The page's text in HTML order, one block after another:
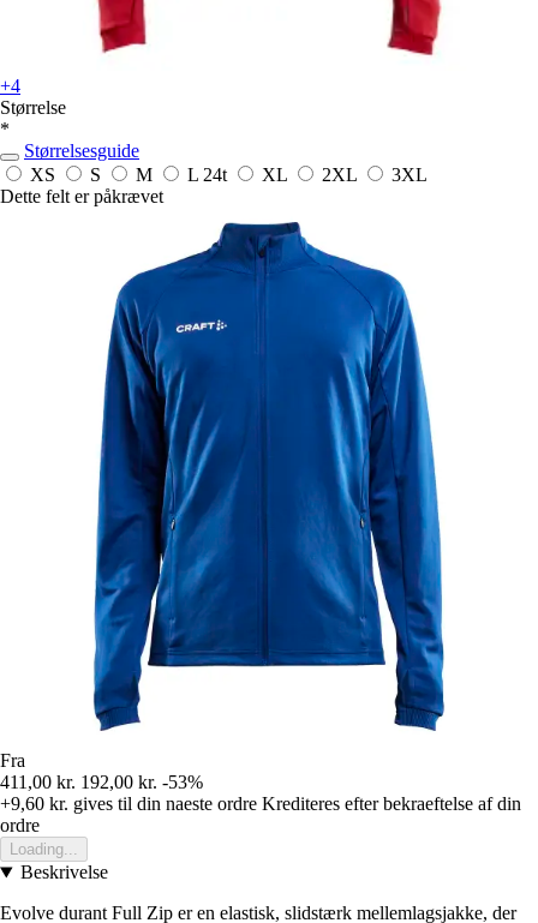
+4
Størrelse
*
Størrelsesguide
XS
S M L 24t XL 2XL
3XL
Dette felt er påkrævet
Fra
411,00 kr. 192,00 kr. -53%
+9,60 kr. gives til din naeste ordre Krediteres efter bekraeftelse af din
ordre
Loading...
Beskrivelse
Evolve durant Full Zip er en elastisk, slidstærk mellemlagsjakke, der